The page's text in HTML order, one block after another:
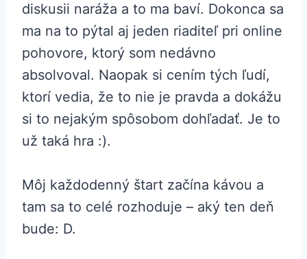
diskusii naráža a to ma baví. Dokonca sa
ma na to pýtal aj jeden riaditeľ pri online
pohovore, ktorý som nedávno
absolvoval. Naopak si cením tých ľudí,
ktorí vedia, že to nie je pravda a dokážu
si to nejakým spôsobom dohľadať. Je to
už taká hra :).
Môj každodenný štart začína kávou a
tam sa to celé rozhoduje – aký ten deň
bude: D.